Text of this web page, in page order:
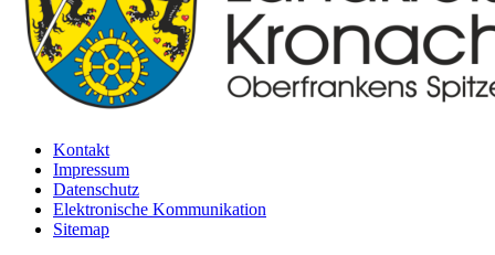
Kontakt
Impressum
Datenschutz
Elektronische Kommunikation
Sitemap